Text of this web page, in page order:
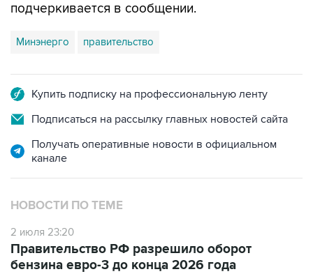
подчеркивается в сообщении.
Минэнерго правительство
Купить подписку на профессиональную ленту
Подписаться на рассылку главных новостей сайта
Получать оперативные новости в официальном
канале
НОВОСТИ ПО ТЕМЕ
2 июля 23:20
Правительство РФ разрешило оборот
бензина евро-3 до конца 2026 года